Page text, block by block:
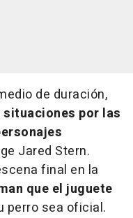
de duración,
situaciones por las
Jared Stern.
final en la
que el juguete
perro sea oficial.